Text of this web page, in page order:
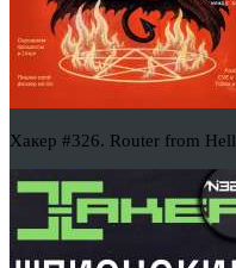
Хакер #326. Router from Hell